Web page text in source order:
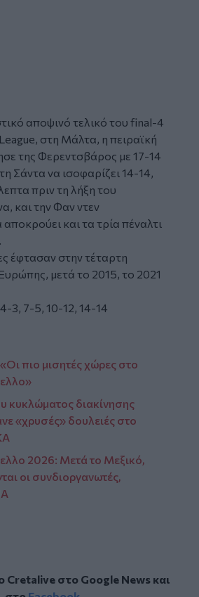
αποψινό τελικό του final-4
στη Μάλτα, η πειραϊκή
της Φερεντσβάρος με 17-14
Σάντα να ισοφαρίζει 14-14,
πριν τη λήξη του
και την Φαν ντεν
και τα τρία πέναλτι
έφτασαν στην τέταρτη
μετά το 2015, το 2021
4-3, 7-5, 10-12, 14-14
πιο μισητές χώρες στο
κυκλώματος διακίνησης
«χρυσές» δουλειές στο
2026: Μετά το Μεξικό,
οι συνδιοργανωτές,
Cretalive στο Google Newsκαι